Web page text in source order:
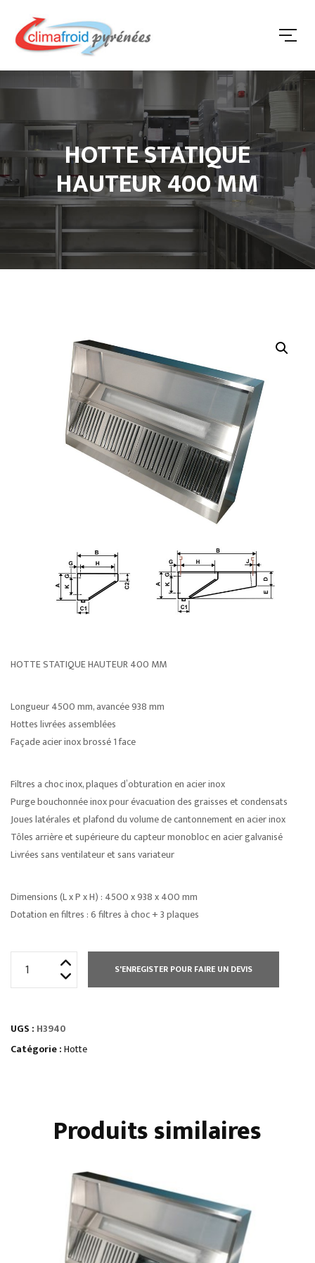
HOTTE STATIQUE
HAUTEUR 400 MM
HOTTE STATIQUE HAUTEUR 400 MM
Longueur 4500 mm, avancée 938 mm
Hottes livrées assemblées
Façade acier inox brossé 1 face
Filtres a choc inox, plaques d’obturation en acier inox
Purge bouchonnée inox pour évacuation des graisses et condensats
Joues latérales et plafond du volume de cantonnement en acier inox
Tôles arrière et supérieure du capteur monobloc en acier galvanisé
Livrées sans ventilateur et sans variateur
Dimensions (L x P x H) : 4500 x 938 x 400 mm
Dotation en filtres : 6 filtres à choc + 3 plaques
HAUTEUR
400
S'ENREGISTER POUR FAIRE UN DEVIS
UGS : H3940
Catégorie :Hotte
Produits similaires